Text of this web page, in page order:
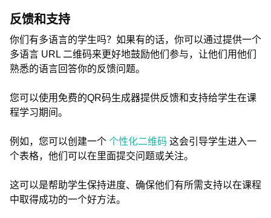
反馈和支持
你们有多语言的学生吗？如果有的话，你可以通过提供一个
多语言 URL 二维码来更好地鼓励他们参与，让他们用他们
熟悉的语言回答你的反馈问题。
您可以使用免费的QR码生成器提供反馈和支持给学生在课
程学习期间。
例如，您可以创建一个 个性化二维码 这会引导学生进入一
个表格，他们可以在里面提交问题或关注。
这可以是帮助学生保持进度、确保他们有所需支持以在课程
中取得成功的一个好方法。